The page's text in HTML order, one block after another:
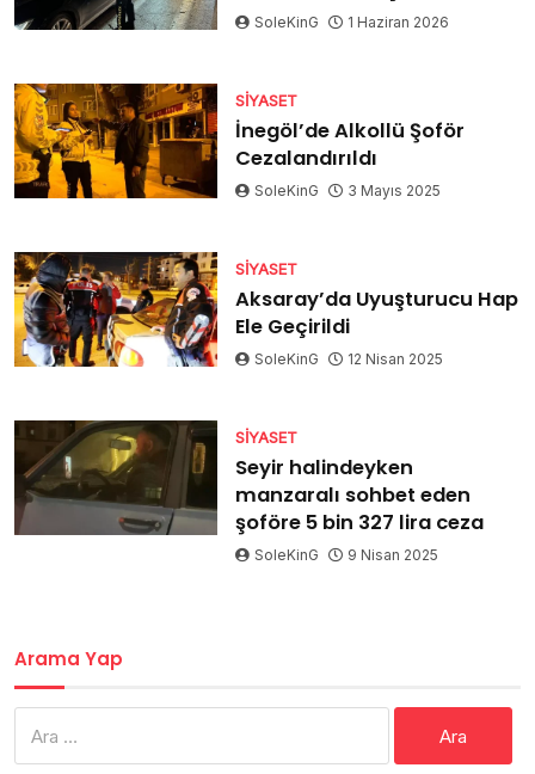
SoleKinG 1 Haziran 2026
SIYASET
İnegöl’de Alkollü Şoför
Cezalandırıldı
SoleKinG 3 Mayıs 2025
SIYASET
Aksaray’da Uyuşturucu Hap
Ele Geçirildi
SoleKinG 12 Nisan 2025
SIYASET
Seyir halindeyken
manzaralı sohbet eden
şoföre 5 bin 327 lira ceza
SoleKinG 9 Nisan 2025
Arama Yap